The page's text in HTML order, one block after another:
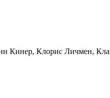
Кинер, Клорис Личмен,